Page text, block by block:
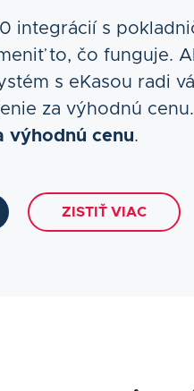
integrácií s
to, čo funguje.
s eKasou radi
za výhodnú cenu.
výhodnú cenu.
ZISTIŤ VIAC